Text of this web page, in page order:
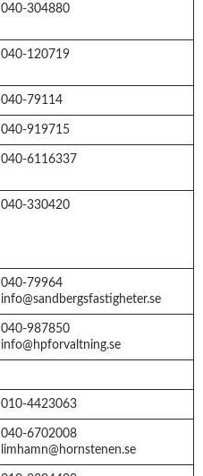
040-304880
040-120719
040-79114
040-919715
040-6116337
040-330420
040-79964
info@sandbergsfastigheter.se
040-987850
info@hpforvaltning.se
010-4423063
040-6702008
limhamn@hornstenen.se